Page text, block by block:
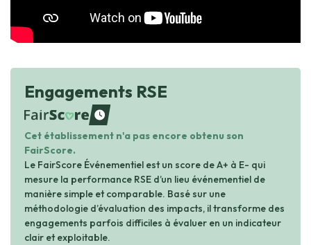
Engagements RSE
waiting
Cet établissement n'a pas encore obtenu son
FairScore.
Le FairScore Événementiel est un score de A+ à E- qui
mesure la performance RSE d’un lieu événementiel de
manière simple et comparable. Basé sur une
méthodologie d’évaluation des impacts, il transforme des
engagements parfois difficiles à évaluer en un indicateur
clair et exploitable.